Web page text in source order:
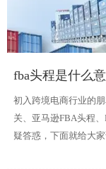
fba头程是什么
初入跨境电商行业的
关、亚马逊FBA头程
疑答惑，下面就给大